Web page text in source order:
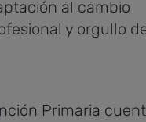
al cambio
y orgullo
Primaria